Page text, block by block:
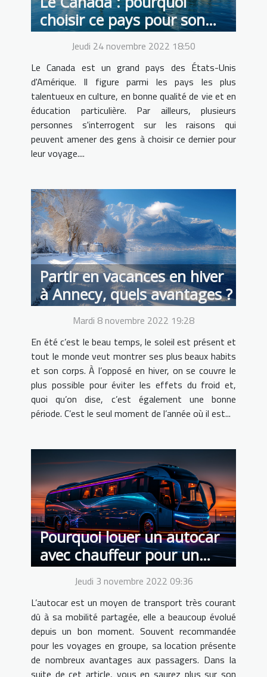
choisir ce pays pour son
voyage ?Jeudi 24 novembre 2022 18:50
Le Canada est un grand pays des États-Unis
d'Amérique. Il figure parmi les pays les plus
talentueux en culture, en bonne qualité de vie et en
éducation particulière. Par ailleurs, plusieurs
personnes s'interrogent sur les raisons qui
peuvent amener des gens à choisir ce dernier pour
leur voyage....
Partir en vacances en hiver
à Annecy, quels avantages ?
Mardi 8 novembre 2022 19:28
En été c’est le beau temps, le soleil est présent et
tout le monde veut montrer ses plus beaux habits
et son corps. À l’opposé en hiver, on se couvre le
plus possible pour éviter les effets du froid et,
quoi qu’on dise, c’est également une bonne
période. C’est le seul moment de l’année où il est...
Pourquoi louer un autocar
avec chauffeur pour un
voyage ?Jeudi 3 novembre 2022 09:36
L’autocar est un moyen de transport très courant
dû à sa mobilité partagée, elle a beaucoup évolué
depuis un bon moment. Souvent recommandée
pour les voyages en groupe, sa location présente
de nombreux avantages aux passagers. Dans la
suite de cet article, vous en saurez plus sur son